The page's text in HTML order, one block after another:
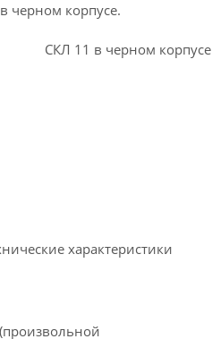
черном корпусе.
СКЛ 11 в черном корпусе
характеристики